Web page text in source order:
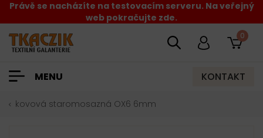
Právě se nacházíte na testovacím serveru. Na veřejný
web pokračujte zde.
0
MENU KONTAKT
kovová staromosazná OX6 6mm